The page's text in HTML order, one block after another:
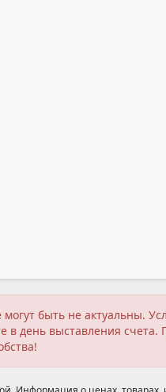
быть не актуальны.
в день выставления